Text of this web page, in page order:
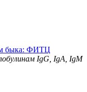
быка: ФИТЦ
IgG, IgA, IgM